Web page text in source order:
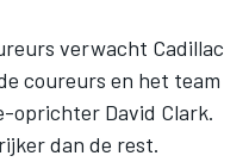
verwacht Cadillac
coureurs en het team
oprichter David Clark.
dan de rest.